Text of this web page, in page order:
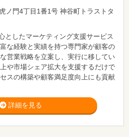
ノ門4丁目1番1号 神谷町トラストタ
としたマーケティング支援サービス
な経験と実績を持つ専門家が顧客の
営業戦略を立案し、実行に移してい
や市場シェア拡大を支援するだけで
スの構築や顧客満足度向上にも貢献
詳細を見る